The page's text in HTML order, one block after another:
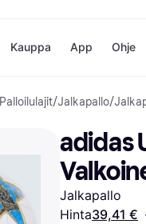
Kauppa
Kaupat
Gigantti
H&M
Peten
Wolt
App Ohje
Palloilulajit/Jalkapallo/
adidas
Jalkapallo
Hinta39,41 € ·